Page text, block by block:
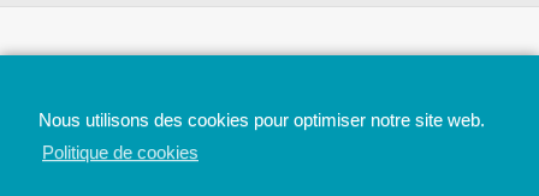
Nous utilisons des cookies pour optimiser notre site web.
Politique de cookies